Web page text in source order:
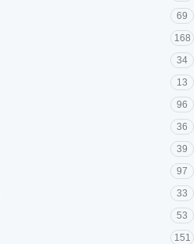
69
168
34
13
96
36
39
97
33
53
151